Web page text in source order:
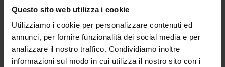
Questo sito web utilizza i cookie
Utilizziamo i cookie per personalizzare contenuti ed
annunci, per fornire funzionalità dei social media e per
analizzare il nostro traffico. Condividiamo inoltre
informazioni sul modo in cui utilizza il nostro sito con i
Sagoma Uomo 04 Lampione stradale 13